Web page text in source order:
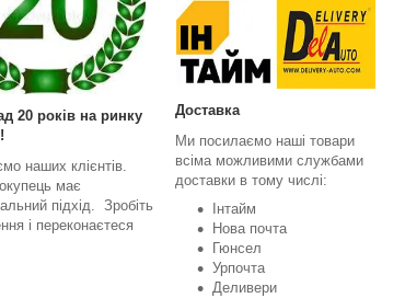
20 років на ринку
наших клієнтів.
має
підхід. Зробіть
і переконаєтеся
Доставка
Ми посилаємо наші товари
всіма можливими службами
доставки в тому числі:
Інтайм
Нова почта
Гюнсел
Урпочта
Деливери